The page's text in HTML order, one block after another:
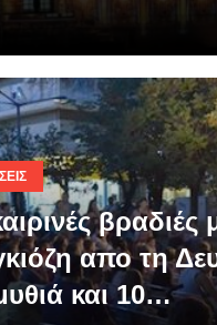
βραδιές
απο τη
και 10…